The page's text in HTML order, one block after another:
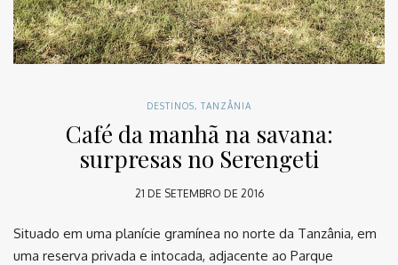
DESTINOS, TANZÂNIA
Café da manhã na savana:
surpresas no Serengeti
21 DE SETEMBRO DE 2016
Situado em uma planície gramínea no norte da Tanzânia, em
uma reserva privada e intocada, adjacente ao Parque